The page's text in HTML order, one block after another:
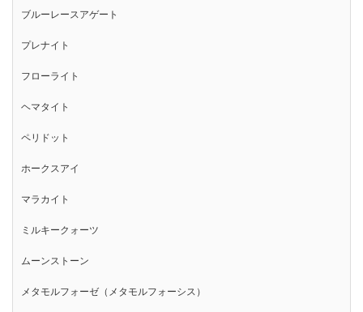
ブルーレースアゲート
プレナイト
フローライト
ヘマタイト
ペリドット
ホークスアイ
マラカイト
ミルキークォーツ
ムーンストーン
メタモルフォーゼ（メタモルフォーシス）